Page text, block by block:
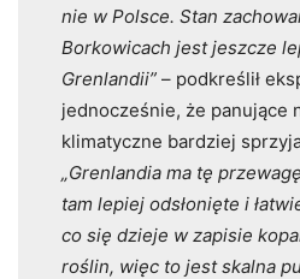
nie w Polsce. Stan
Borkowicach jest jeszcze
Grenlandii”– podkreślił
jednocześnie, że panujące
klimatyczne bardziej
„Grenlandia ma tę
tam lepiej odsłonięte i
co się dzieje w zapisie
roślin, więc to jest skalna